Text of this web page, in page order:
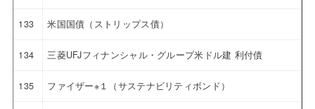
133 米国国債（ストリップス債）
134 三菱UFJフィナンシャル・グループ米ドル建 利付債
135 ファイザー※１（サステナビリティボンド）